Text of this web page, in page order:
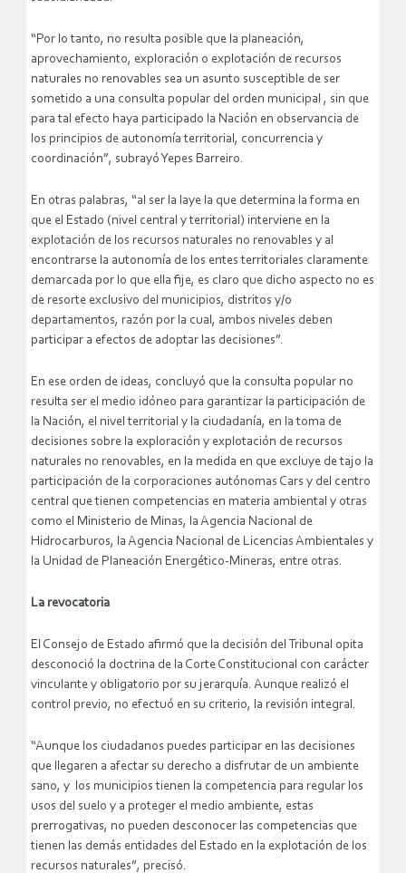
“Por lo tanto, no resulta posible que la planeación,
aprovechamiento, exploración o explotación de recursos
naturales no renovables sea un asunto susceptible de ser
sometido a una consulta popular del orden municipal , sin que
para tal efecto haya participado la Nación en observancia de
los principios de autonomía territorial, concurrencia y
coordinación”, subrayó Yepes Barreiro.
En otras palabras, “al ser la laye la que determina la forma en
que el Estado (nivel central y territorial) interviene en la
explotación de los recursos naturales no renovables y al
encontrarse la autonomía de los entes territoriales claramente
demarcada por lo que ella fije, es claro que dicho aspecto no es
de resorte exclusivo del municipios, distritos y/o
departamentos, razón por la cual, ambos niveles deben
participar a efectos de adoptar las decisiones”.
En ese orden de ideas, concluyó que la consulta popular no
resulta ser el medio idóneo para garantizar la participación de
la Nación, el nivel territorial y la ciudadanía, en la toma de
decisiones sobre la exploración y explotación de recursos
naturales no renovables, en la medida en que excluye de tajo la
participación de la corporaciones autónomas Cars y del centro
central que tienen competencias en materia ambiental y otras
como el Ministerio de Minas, la Agencia Nacional de
Hidrocarburos, la Agencia Nacional de Licencias Ambientales y
la Unidad de Planeación Energético-Mineras, entre otras.
La revocatoria
El Consejo de Estado afirmó que la decisión del Tribunal opita
desconoció la doctrina de la Corte Constitucional con carácter
vinculante y obligatorio por su jerarquía. Aunque realizó el
control previo, no efectuó en su criterio, la revisión integral.
“Aunque los ciudadanos puedes participar en las decisiones
que llegaren a afectar su derecho a disfrutar de un ambiente
sano, y los municipios tienen la competencia para regular los
usos del suelo y a proteger el medio ambiente, estas
prerrogativas, no pueden desconocer las competencias que
tienen las demás entidades del Estado en la explotación de los
recursos naturales”, precisó.